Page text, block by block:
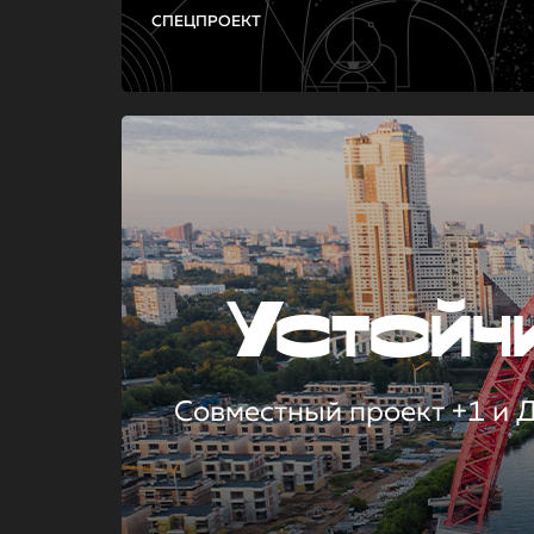
СПЕЦПРОЕКТ
Совместный проект +1 и